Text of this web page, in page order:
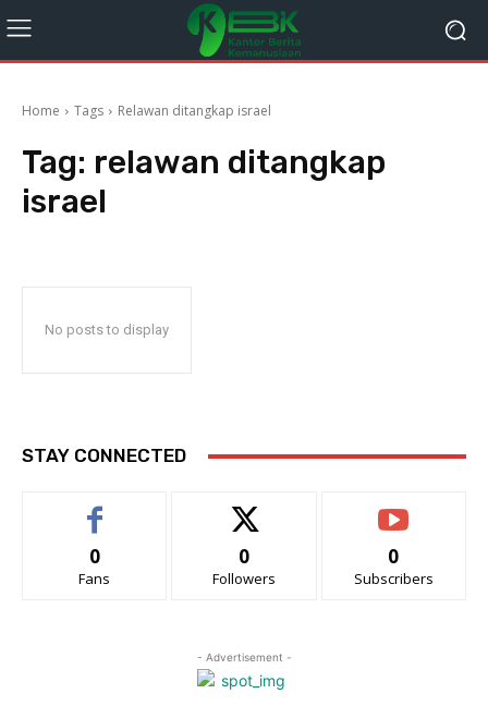
Home Tags Relawan ditangkap israel
Tag: relawan ditangkap
israel
No posts to display
STAY CONNECTED
0
Fans
0
Followers
0
Subscribers
- Advertisement -